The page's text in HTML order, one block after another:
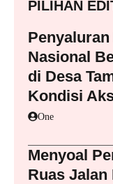
PILIHAN
Nasional
di Desa
Kondisi
One
Menyoal
Ruas Jalan